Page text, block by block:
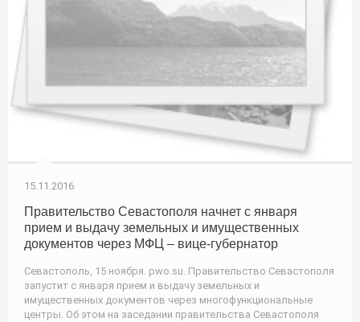
15.11.2016
Правительство Севастополя начнет с января
прием и выдачу земельных и имущественных
документов через МФЦ – вице-губернатор
Севастополь, 15 ноября. pwo.su. Правительство Севастополя
запустит с января прием и выдачу земельных и
имущественных документов через многофункциональные
центры. Об этом на заседании правительства Севастополя